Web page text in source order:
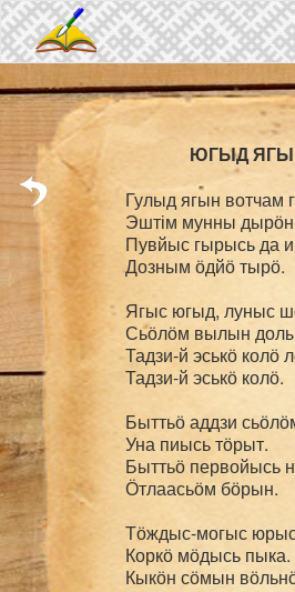
Skip to main content
Гулыд ягын вотчам
Эштім мунны
Пувйыс гырысь да
Дозным ӧдйӧ тырӧ.
Ягыс югыд, луныс
Сьӧлӧм вылын
Тадзи-й эськӧ колӧ
Тадзи-й эськӧ колӧ.
Быттьӧ аддзи
Уна пиысь тӧрыт.
Быттьӧ первойысь
Ӧтлаасьӧм бӧрын.
Тӧждыс-могыс
Коркӧ мӧдысь пыка.
Кыкӧн сӧмын